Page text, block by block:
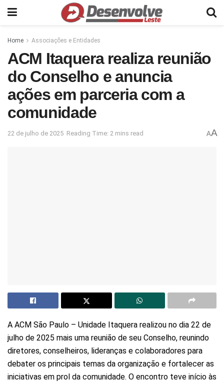
Home Associações e Entidades
ACM Itaquera realiza reunião
do Conselho e anuncia
ações em parceria com a
comunidade
22 de julho de 2025 Reading Time: 2 mins read AA
A ACM São Paulo – Unidade Itaquera realizou no dia 22 de
julho de 2025 mais uma reunião de seu Conselho, reunindo
diretores, conselheiros, lideranças e colaboradores para
debater os principais temas da organização e fortalecer as
iniciativas em prol da comunidade. O encontro teve início às